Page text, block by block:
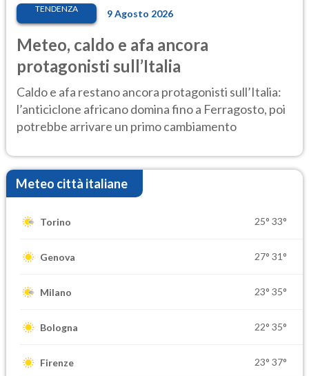
TENDENZA 9 Agosto 2026
Meteo, caldo e afa ancora
protagonisti sull’Italia
Caldo e afa restano ancora protagonisti sull’Italia:
l’anticiclone africano domina fino a Ferragosto, poi
potrebbe arrivare un primo cambiamento
Meteo città italiane
Torino 25° 33°
Genova 27° 31°
Milano 23° 35°
Bologna 22° 35°
Firenze 23° 37°